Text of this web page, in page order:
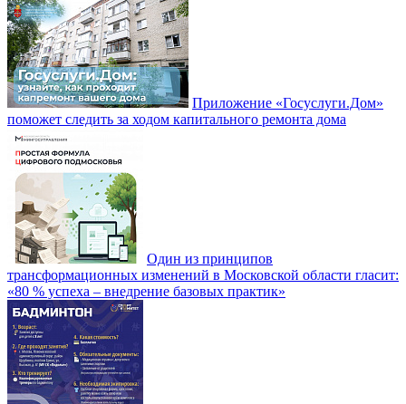
Приложение «Госуслуги.Дом»
поможет следить за ходом капитального ремонта дома
Один из принципов
трансформационных изменений в Московской области гласит:
«80 % успеха – внедрение базовых практик»